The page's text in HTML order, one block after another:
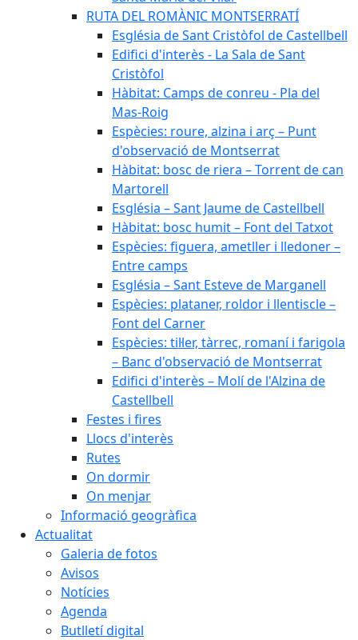
RUTA DEL ROMÀNIC MONTSERRATÍ
Església de Sant Cristòfol de Castellbell
Edifici d'interès - La Sala de Sant
Cristòfol
Hàbitat: Camps de conreu - Pla del
Mas-Roig
Espècies: roure, alzina i arç – Punt
d'observació de Montserrat
Hàbitat: bosc de riera – Torrent de can
Martorell
Església – Sant Jaume de Castellbell
Hàbitat: bosc humit – Font del Tatxot
Espècies: figuera, ametller i lledoner –
Entre camps
Església – Sant Esteve de Marganell
Espècies: plataner, roldor i llentiscle –
Font del Carner
Espècies: til·ler, tàrrec, romaní i farigola
– Banc d'observació de Montserrat
Edifici d'interès – Molí de l'Alzina de
Castellbell
Festes i fires
Llocs d'interès
Rutes
On dormir
On menjar
Informació geogràfica
Actualitat
Galeria de fotos
Avisos
Notícies
Agenda
Butlletí digital